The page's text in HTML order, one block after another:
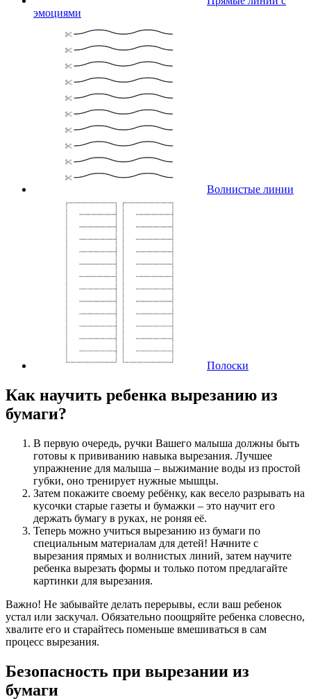
эмоциями
Волнистые линии
Полоски
Как научить ребенка вырезанию из
бумаги?
В первую очередь, ручки Вашего малыша должны быть
готовы к прививанию навыка вырезания. Лучшее
упражнение для малыша – выжимание воды из простой
губки, оно тренирует нужные мышцы.
Затем покажите своему ребёнку, как весело разрывать на
кусочки старые газеты и бумажки – это научит его
держать бумагу в руках, не роняя её.
Теперь можно учиться вырезанию из бумаги по
специальным материалам для детей! Начните с
вырезания прямых и волнистых линий, затем научите
ребенка вырезать формы и только потом предлагайте
картинки для вырезания.
Важно! Не забывайте делать перерывы, если ваш ребенок
устал или заскучал. Обязательно поощряйте ребенка словесно,
хвалите его и старайтесь поменьше вмешиваться в сам
процесс вырезания.
Безопасность при вырезании из
бумаги